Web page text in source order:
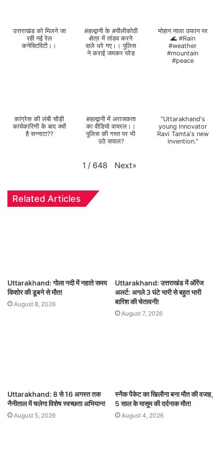
उत्तराखंड को मिलने जा
रही नई रेल
कनेक्टिविटी।।
#हल्द्वानी के #पीलीकोठी
क्षेत्र में तांडव करने
वाले धरे गए।। पुलिस
ने कराई जमकर परेड
मोहान नाला उफान पर
🌊 #Rain
#weather
#mountain
#peace
कांग्रेस की लंबी चौड़ी
कार्यकारिणी के बाद क्यों
है सन्नाटा??
#हल्द्वानी में अराजकता
का वीडियो वायरल।।
पुलिस की गस्त पर भी
उठे सवाल?
"Uttarakhand's
young innovator
Ravi Tamta's new
invention."
1 / 648 Next»
Related Articles
Uttarakhand: गोला नदी में नहाते समय
किशोर की डूबने से मौत!
August 8, 2026
Uttarakhand: उत्तराखंड में ऑरेंज
अलर्ट: अगले 3 घंटे भारी से बहुत भारी
बारिश की चेतावनी!
August 7, 2026
Uttarakhand: 8 से 16 अगस्त तक
नैनीताल में चलेगा विशेष स्वच्छता अभियान!
August 5, 2026
स्नैक पैकेट का खिलौना बना मौत की वजह,
5 साल के मासूम की दर्दनाक मौत!
August 4, 2026